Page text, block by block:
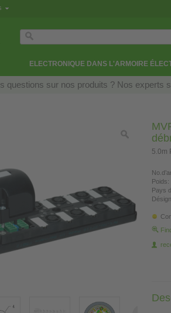
ELECTRONIQUE DANS L'ARMOIRE
questions sur nos produits ? Nos experts
5.0m
Poids:
Pays